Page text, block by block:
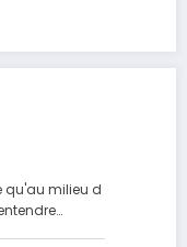
qu'au milieu d